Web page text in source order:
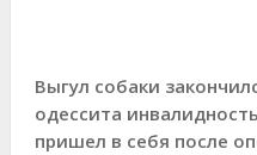
Выгул собаки
одессита
пришел в себя после